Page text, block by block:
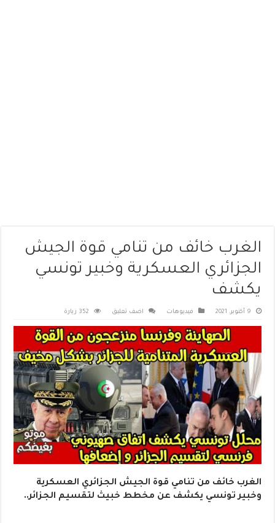
الغرب خائف من تنامي قوة الجيش
الجزائري العسكرية وخبير تونسي
يكشف
9 أكتوبر، 2021 فيديوهات اضف تعليق 352 زيارة
الغرب خائف من تنامي قوة الجيش الجزائري العسكرية
وخبير تونسي يكشف عن مخطط خبيث لتقسيم الجزائر..